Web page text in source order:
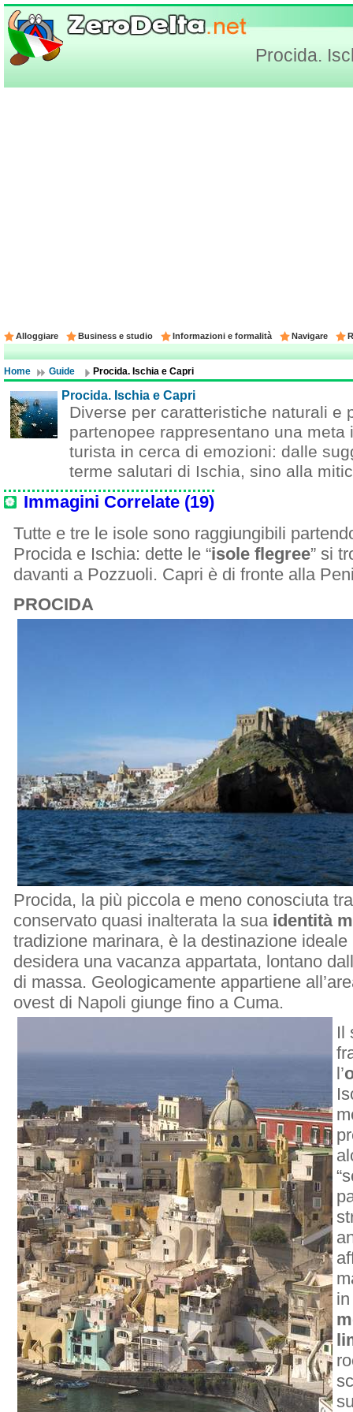
Procida.
Alloggiare Business e studio Informazioni e formalità Navigare
Home Guide Procida. Ischia e Capri
Procida. Ischia e Capri
Diverse per caratteristiche naturali e
partenopee rappresentano una
turista in cerca di emozioni: dalle
terme salutari di Ischia, sino alla
Immagini Correlate (19)
Tutte e tre le isole sono raggiungibili
Procida e Ischia: dette le “isole flegree” si
davanti a Pozzuoli. Capri è di fronte alla
PROCIDA
Procida, la più piccola e meno conosciuta
conservato quasi inalterata la sua identità
tradizione marinara, è la destinazione
desidera una vacanza appartata, lontano
di massa. Geologicamente appartiene
ovest di Napoli giunge fino a Cuma.
Il
l’